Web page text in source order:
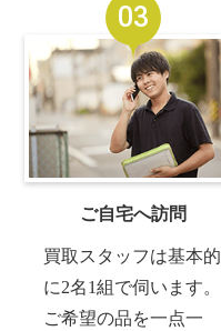
03
ご自宅へ訪問
買取スタッフは基本的
に2名1組で伺います。
ご希望の品を一点一